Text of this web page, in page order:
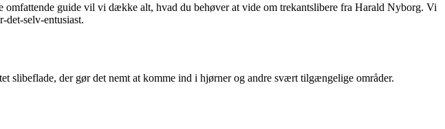
guide vil vi dække alt, hvad du behøver at vide om trekantslibere fra Harald Nyborg. Vi
selv-entusiast.
slibeflade, der gør det nemt at komme ind i hjørner og andre svært tilgængelige områder.